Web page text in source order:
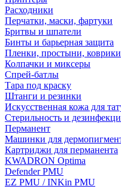
Расходники
Перчатки, маски, фартуки
Бритвы и шпатели
Бинты и барьерная защита
Пленки, простыни, коврики
Колпачки и миксеры
Спрей-батлы
Тара под краску
Штанги и резинки
Искусственная кожа для
Стерильность и
Перманент
Машинки для
Картриджи для перманента
KWADRON Optima
Defender PMU
EZ PMU / INKin PMU